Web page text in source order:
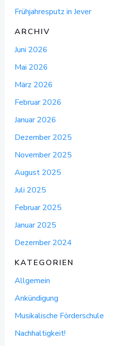
Frühjahresputz in Jever
ARCHIV
Juni 2026
Mai 2026
März 2026
Februar 2026
Januar 2026
Dezember 2025
November 2025
August 2025
Juli 2025
Februar 2025
Januar 2025
Dezember 2024
KATEGORIEN
Allgemein
Ankündigung
Musikalische Förderschule
Nachhaltigkeit!